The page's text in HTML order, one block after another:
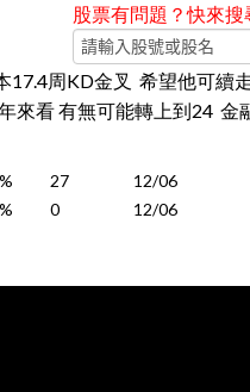
股票有問題？快來搜
17.4周KD金叉 希望他可續
來看 有無可能轉上到24 金
27 12/06
0 12/06